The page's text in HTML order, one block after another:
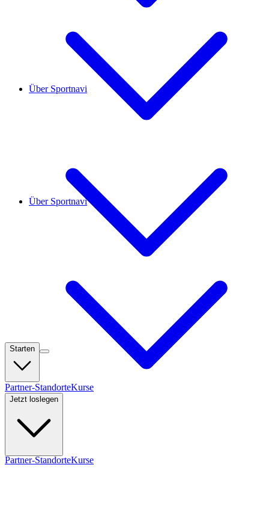
Über Sportnavi
Starten
Partner-StandorteKurse
Jetzt loslegen
Über Sportnavi
Partner-StandorteKurse